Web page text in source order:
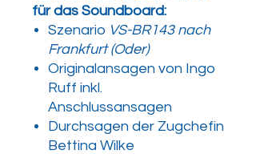
für das Soundboard:
Szenario VS-BR143 nach
Frankfurt (Oder)
Originalansagen von Ingo
Ruff inkl.
Anschlussansagen
Durchsagen der Zugchefin
Bettina Wilke